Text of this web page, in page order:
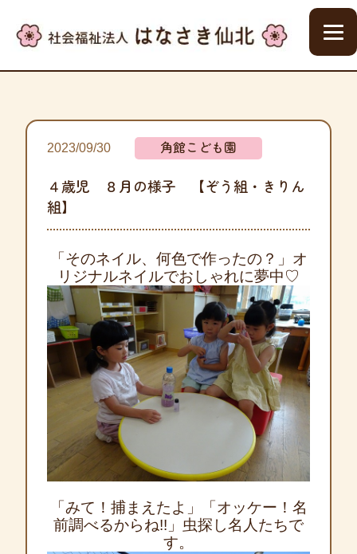
2023/09/30 角館こども園
４歳児 ８月の様子 【ぞう組・きりん
組】
「そのネイル、何色で作ったの？」 オ
リジナルネイルでおしゃれに夢中♡
「みて！捕まえたよ」「オッケー！名
前調べるからね!!」虫探し名人たちで
す。